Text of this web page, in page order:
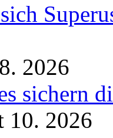
2026
sichern
10. 2026